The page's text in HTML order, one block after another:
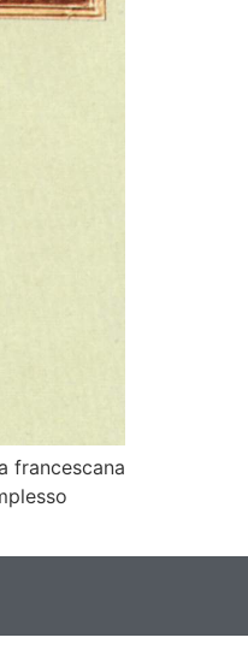
francescana